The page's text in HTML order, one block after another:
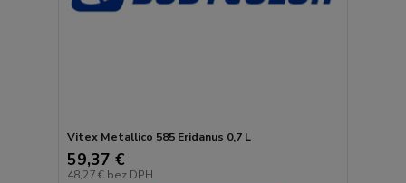
Vitex Metallico 585 Eridanus 0,7 L
59,37 €
48,27 € bez DPH